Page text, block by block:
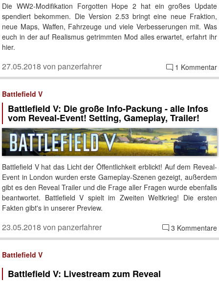
Die WW2-Modifikation Forgotten Hope 2 hat ein großes Update
spendiert bekommen. Die Version 2.53 bringt eine neue Fraktion,
neue Maps, Waffen, Fahrzeuge und viele Verbesserungen mit. Was
euch in der auf Realismus getrimmten Mod alles erwartet, erfahrt ihr
hier.
1 Kommentar
27.05.2018 von panzerfahrer
Battlefield V
Battlefield V: Die große Info-Packung - alle Infos
vom Reveal-Event! Setting, Gameplay, Trailer!
Battlefield V hat das Licht der Öffentlichkeit erblickt! Auf dem Reveal-
Event in London wurden erste Gameplay-Szenen gezeigt, außerdem
gibt es den Reveal Trailer und die Frage aller Fragen wurde ebenfalls
beantwortet. Battlefield V spielt im Zweiten Weltkrieg! Die ersten
Fakten gibt's in unserer Preview.
3 Kommentare
23.05.2018 von panzerfahrer
Battlefield V
Battlefield V: Livestream zum Reveal